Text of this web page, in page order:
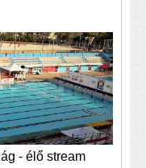
- élő stream